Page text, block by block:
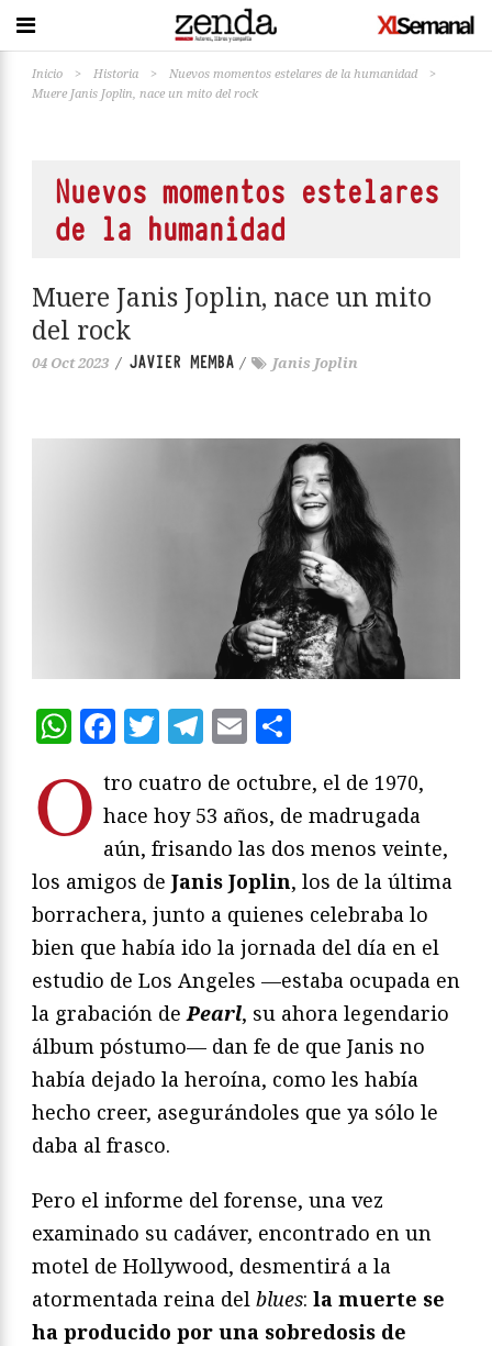
Inicio > Historia > Nuevos momentos estelares de la humanidad
>
Muere Janis Joplin, nace un mito del rock
Nuevos momentos estelares
de la humanidad
Muere Janis Joplin, nace un mito
del rock
04 Oct 2023 / JAVIER MEMBA / Janis Joplin
WhatsApp
Facebook
Twitter
Telegram
Email
O tro cuatro de octubre, el de 1970,
hace hoy 53 años, de madrugada
aún, frisando las dos menos veinte,
los amigos de Janis Joplin, los de la última
borrachera, junto a quienes celebraba lo
bien que había ido la jornada del día en el
estudio de Los Angeles —estaba ocupada en
la grabación de Pearl, su ahora legendario
álbum póstumo— dan fe de que Janis no
había dejado la heroína, como les había
hecho creer, asegurándoles que ya sólo le
daba al frasco.
Pero el informe del forense, una vez
examinado su cadáver, encontrado en un
motel de Hollywood, desmentirá a la
atormentada reina del blues: la muerte se
ha producido por una sobredosis de